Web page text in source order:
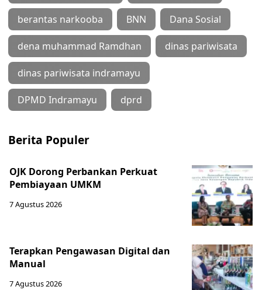
berantas narkooba BNN Dana Sosial
dena muhammad Ramdhan dinas pariwisata
dinas pariwisata indramayu
DPMD Indramayu dprd
Berita Populer
OJK Dorong Perbankan Perkuat
Pembiayaan UMKM
7 Agustus 2026
Terapkan Pengawasan Digital dan
Manual
7 Agustus 2026